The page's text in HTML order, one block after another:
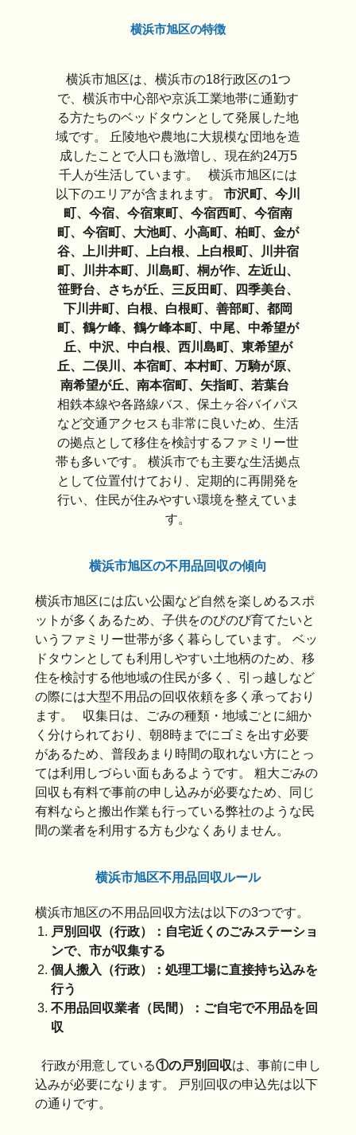
横浜市旭区の特徴
横浜市旭区は、横浜市の18行政区の1つ
で、横浜市中心部や京浜工業地帯に通勤す
る方たちのベッドタウンとして発展した地
域です。 丘陵地や農地に大規模な団地を造
成したことで人口も激増し、現在約24万5
千人が生活しています。 横浜市旭区には
以下のエリアが含まれます。 市沢町、今川
町、今宿、今宿東町、今宿西町、今宿南
町、今宿町、大池町、小高町、柏町、金が
谷、上川井町、上白根、上白根町、川井宿
町、川井本町、川島町、桐が作、左近山、
笹野台、さちが丘、三反田町、四季美台、
下川井町、白根、白根町、善部町、都岡
町、鶴ケ峰、鶴ケ峰本町、中尾、中希望が
丘、中沢、中白根、西川島町、東希望が
丘、二俣川、本宿町、本村町、万騎が原、
南希望が丘、南本宿町、矢指町、若葉台
相鉄本線や各路線バス、保土ヶ谷バイパス
など交通アクセスも非常に良いため、生活
の拠点として移住を検討するファミリー世
帯も多いです。 横浜市でも主要な生活拠点
として位置付けており、定期的に再開発を
行い、住民が住みやすい環境を整えていま
す。
横浜市旭区の不用品回収の傾向
横浜市旭区には広い公園など自然を楽しめるスポ
ットが多くあるため、子供をのびのび育てたいと
いうファミリー世帯が多く暮らしています。 ベッ
ドタウンとしても利用しやすい土地柄のため、移
住を検討する他地域の住民が多く、引っ越しなど
の際には大型不用品の回収依頼を多く承っており
ます。 収集日は、ごみの種類・地域ごとに細か
く分けられており、朝8時までにゴミを出す必要
があるため、普段あまり時間の取れない方にとっ
ては利用しづらい面もあるようです。 粗大ごみの
回収も有料で事前の申し込みが必要なため、同じ
有料ならと搬出作業も行っている弊社のような民
間の業者を利用する方も少なくありません。
横浜市旭区不用品回収ルール
横浜市旭区の不用品回収方法は以下の3つです。
戸別回収（行政）：自宅近くのごみステーショ
ンで、市が収集する
個人搬入（行政）：処理工場に直接持ち込みを
行う
不用品回収業者（民間）：ご自宅で不用品を回
収
行政が用意している①の戸別回収は、事前に申し
込みが必要になります。 戸別回収の申込先は以下
の通りです。